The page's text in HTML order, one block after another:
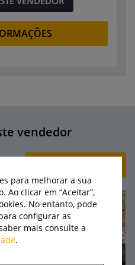
vendedor
para melhorar a sua
Ao clicar em “Aceitar”,
No entanto, pode
configurar as
mais consulte a
.